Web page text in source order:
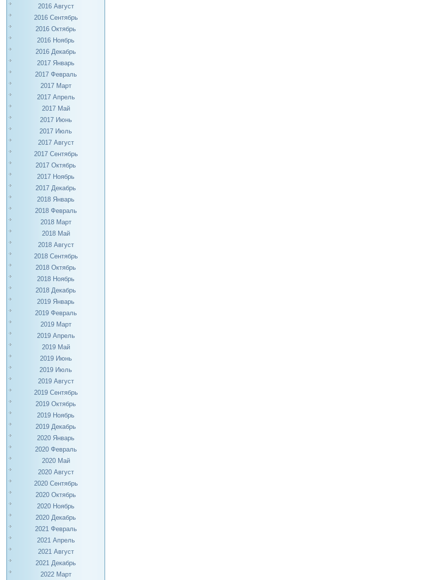
2016 Август
2016 Сентябрь
2016 Октябрь
2016 Ноябрь
2016 Декабрь
2017 Январь
2017 Февраль
2017 Март
2017 Апрель
2017 Май
2017 Июнь
2017 Июль
2017 Август
2017 Сентябрь
2017 Октябрь
2017 Ноябрь
2017 Декабрь
2018 Январь
2018 Февраль
2018 Март
2018 Май
2018 Август
2018 Сентябрь
2018 Октябрь
2018 Ноябрь
2018 Декабрь
2019 Январь
2019 Февраль
2019 Март
2019 Апрель
2019 Май
2019 Июнь
2019 Июль
2019 Август
2019 Сентябрь
2019 Октябрь
2019 Ноябрь
2019 Декабрь
2020 Январь
2020 Февраль
2020 Май
2020 Август
2020 Сентябрь
2020 Октябрь
2020 Ноябрь
2020 Декабрь
2021 Февраль
2021 Апрель
2021 Август
2021 Декабрь
2022 Март